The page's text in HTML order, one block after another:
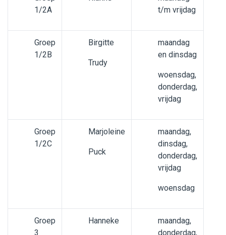
Werken bij WijWijzer
1/2A
t/m vrijdag
Groep
1/2B
Birgitte
Trudy
maandag
en dinsdag
woensdag,
donderdag,
vrijdag
Groep
1/2C
Marjoleine
Puck
maandag,
dinsdag,
donderdag,
vrijdag
woensdag
Groep
3
Hanneke
maandag,
donderdag,